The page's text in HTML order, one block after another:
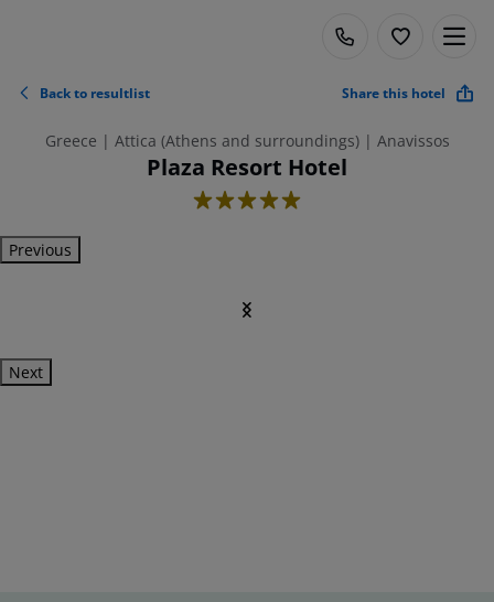
Back to resultlist Share this hotel
Greece | Attica (Athens and surroundings) | Anavissos
Plaza Resort Hotel
5
Previous
Next